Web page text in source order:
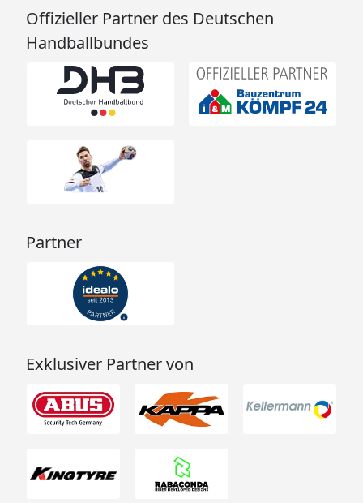
Offizieller Partner des Deutschen
Handballbundes
Partner
Exklusiver Partner von